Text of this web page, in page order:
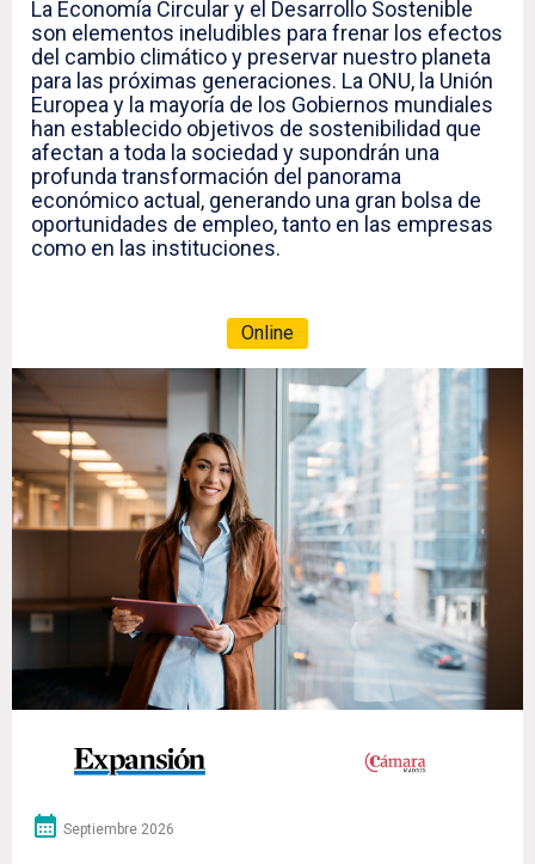
Online
La Economía Circular y el Desarrollo Sostenible
son elementos ineludibles para frenar los efectos
del cambio climático y preservar nuestro planeta
para las próximas generaciones. La ONU, la Unión
Europea y la mayoría de los Gobiernos mundiales
han establecido objetivos de sostenibilidad que
afectan a toda la sociedad y supondrán una
profunda transformación del panorama
económico actual, generando una gran bolsa de
oportunidades de empleo, tanto en las empresas
como en las instituciones.
Septiembre 2026